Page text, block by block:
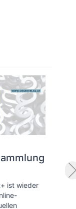
ist wieder